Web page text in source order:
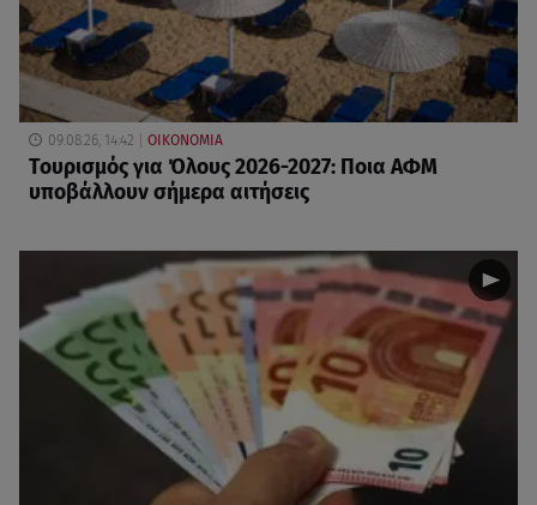
09.08.26, 14:42 ΟΙΚΟΝΟΜΙΑ
Τουρισμός για Όλους 2026-2027: Ποια ΑΦΜ
υποβάλλουν σήμερα αιτήσεις